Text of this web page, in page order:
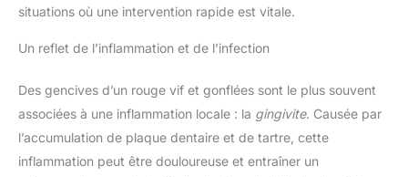
situations où une intervention rapide est vitale.
Un reflet de l’inflammation et de l’infection
Des gencives d’un rouge vif et gonflées sont le plus souvent
associées à une inflammation locale : la gingivite. Causée par
l’accumulation de plaque dentaire et de tartre, cette
inflammation peut être douloureuse et entraîner un